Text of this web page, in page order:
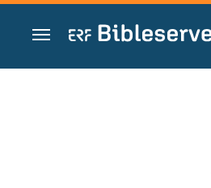
Ugrás a tartalomra